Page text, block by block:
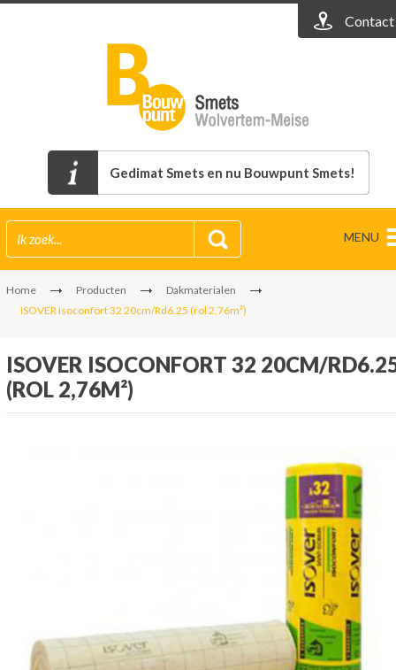
Contact
Gedimat Smets en nu Bouwpunt Smets!
MENU
Home Producten
Dakmaterialen
ISOVER Isoconfort 32 20cm/Rd6.25 (rol 2,76m²)
ISOVER ISOCONFORT 32 20CM/
(ROL 2,76M²)